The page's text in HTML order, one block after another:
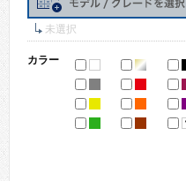
未選択
カラー